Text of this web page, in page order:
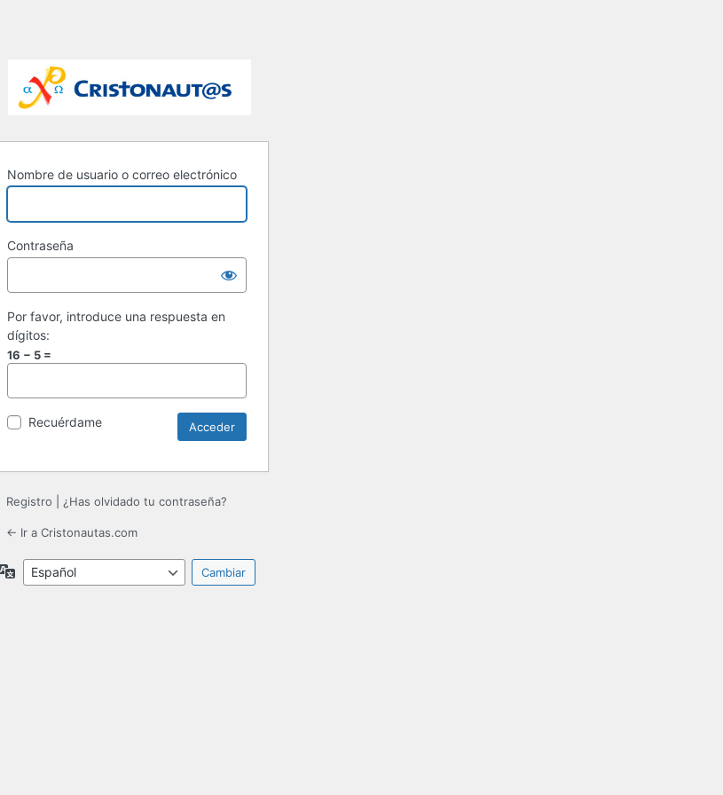
Nombre de usuario o correo electrónico
Contraseña
Por favor, introduce una respuesta en
dígitos:
16 − 5 =
Recuérdame
Registro ¿Has olvidado tu contraseña?
← Ir a Cristonautas.com
Idioma